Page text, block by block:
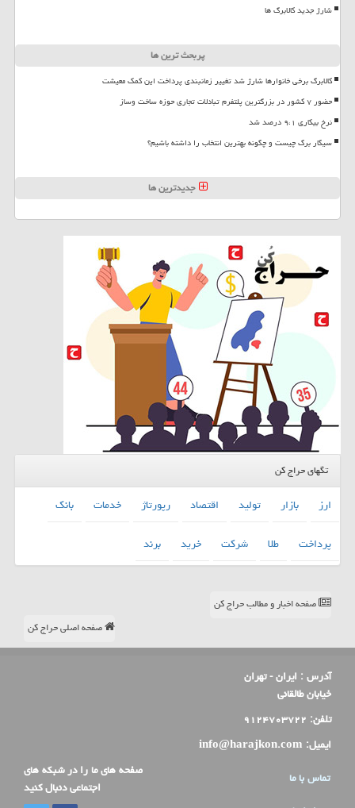
شارژ جدید کالابرگ ها
پربحث ترین ها
کالابرگ برخی خانوارها شارژ شد تغییر زمانبندی پرداخت این کمک معیشت
حضور ۷ کشور در بزرگترین پلتفرم تبادلات تجاری حوزه ساخت وساز
نرخ بیکاری ۹،۱ درصد شد
سیگار برگ چیست و چگونه بهترین انتخاب را داشته باشیم؟
جدیدترین ها
تگهای حراج کن
ارز بازار تولید اقتصاد رپورتاژ خدمات
بانك
پرداخت
طلا شركت خرید برند
صفحه اخبار و مطالب حراج کن
صفحه اصلی حراج کن
آدرس : ایران - تهران
خیابان طالقانی
تلفن: ۹۱۲۴۷۰۳۷۲۲
ایمیل: info@harajkon.com
تماس با ما
صفحه های ما را در شبکه های
اجتماعی دنبال کنید